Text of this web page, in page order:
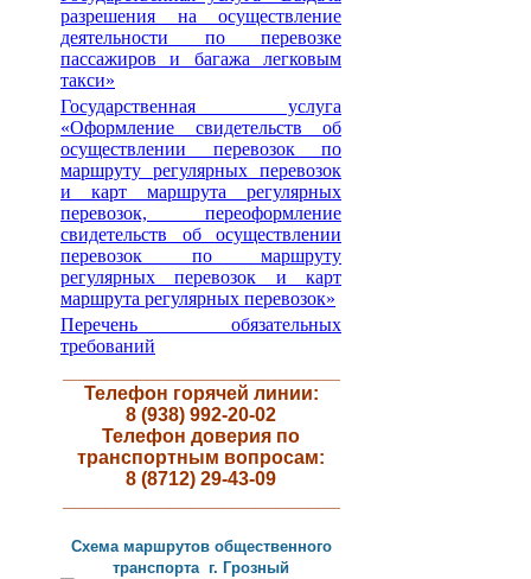
разрешения на осуществление
деятельности по перевозке
пассажиров и багажа легковым
такси»
Государственная услуга
«Оформление свидетельств об
осуществлении перевозок по
маршруту регулярных перевозок
и карт маршрута регулярных
перевозок, переоформление
свидетельств об осуществлении
перевозок по маршруту
регулярных перевозок и карт
маршрута регулярных перевозок»
Перечень обязательных
требований
Телефон горячей линии:
8 (938) 992-20-02
Телефон доверия по
транспортным вопросам:
8 (8712) 29-43-09
Схема маршрутов общественного
транспорта г. Грозный